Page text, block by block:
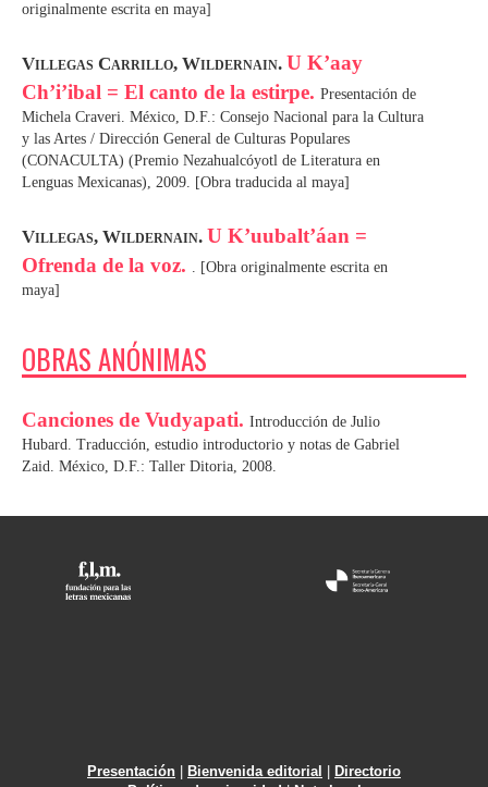
originalmente escrita en maya]
Villegas Carrillo, Wildernain. U K’aay
Ch’i’ibal = El canto de la estirpe. Presentación de
Michela Craveri. México, D.F.: Consejo Nacional para la Cultura
y las Artes / Dirección General de Culturas Populares
(CONACULTA) (Premio Nezahualcóyotl de Literatura en
Lenguas Mexicanas), 2009. [Obra traducida al maya]
Villegas, Wildernain. U K’uubalt’áan =
Ofrenda de la voz. . [Obra originalmente escrita en
maya]
OBRAS ANÓNIMAS
Canciones de Vudyapati. Introducción de Julio
Hubard. Traducción, estudio introductorio y notas de Gabriel
Zaid. México, D.F.: Taller Ditoria, 2008.
Presentación | Bienvenida editorial | Directorio